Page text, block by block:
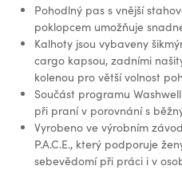
Pohodlný pas s vnější
poklopcem umožňuje
Kalhoty jsou vybaveny
cargo kapsou, zadními
kolenou pro větší volnost
Součást programu
při praní v porovnání s
Vyrobeno ve výrobním
P.A.C.E., který podporuje
sebevědomí při práci i v